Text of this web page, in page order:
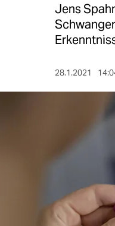
Jens
28.1.2021